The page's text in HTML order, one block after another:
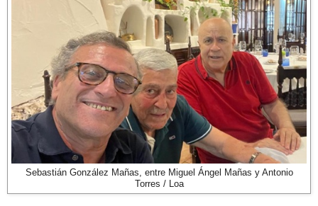
Sebastián González Mañas, entre Miguel Ángel Mañas y Antonio
Torres / Loa